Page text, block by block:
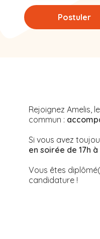
Postuler
Rejoignez Amelis,
commun :
Si vous avez
en soirée de 17h à
Vous êtes
candidature !